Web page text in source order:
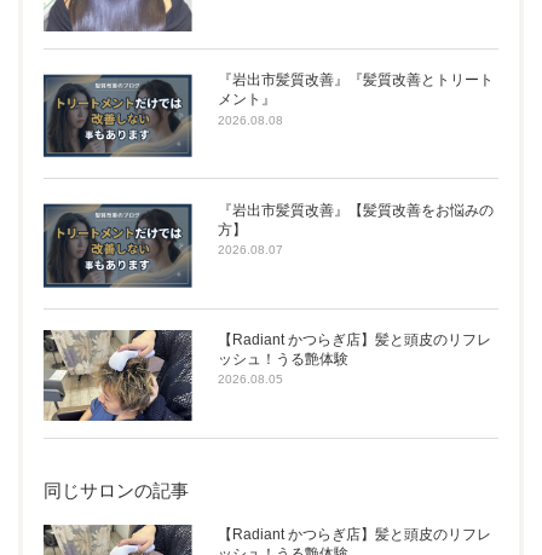
『岩出市髪質改善』『髪質改善とトリート
メント』
2026.08.08
『岩出市髪質改善』【髪質改善をお悩みの
方】
2026.08.07
【Radiant かつらぎ店】髪と頭皮のリフレ
ッシュ！うる艶体験
2026.08.05
同じサロンの記事
【Radiant かつらぎ店】髪と頭皮のリフレ